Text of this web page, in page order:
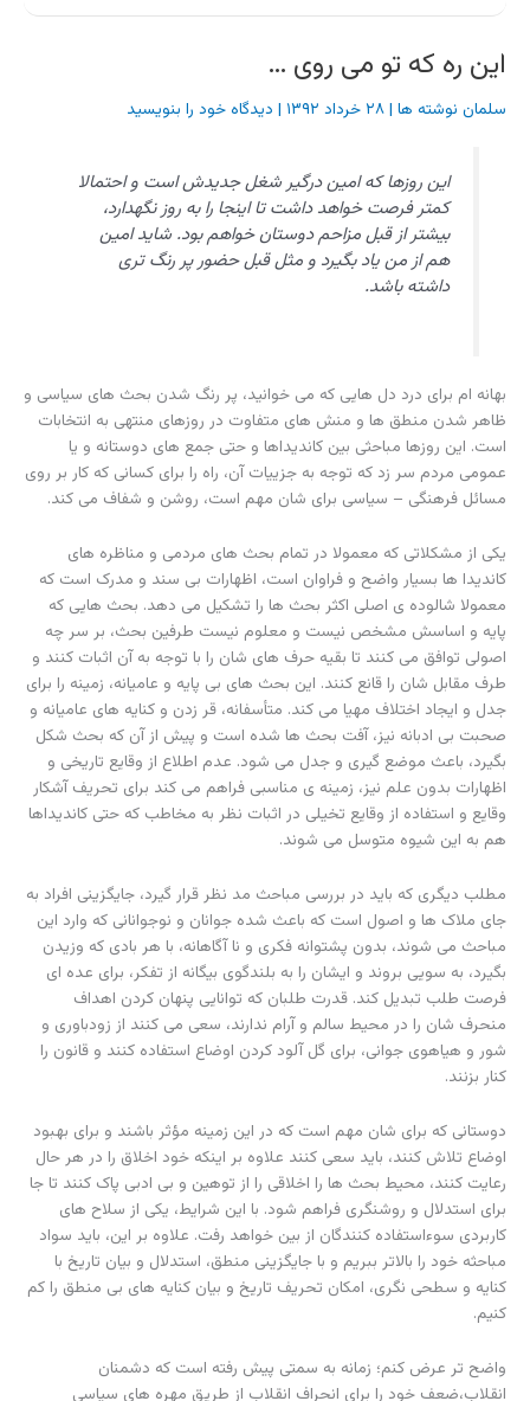
این ره که تو می روی …
سلمان نوشته ها |۲۸ خرداد ۱۳۹۲ | دیدگاه‌ خود را بنویسید
این روزها که امین درگیر شغل جدیدش است و احتمالا
کمتر فرصت خواهد داشت تا اینجا را به روز نگهدارد،
بیشتر از قبل مزاحم دوستان خواهم بود. شاید امین
هم از من یاد بگیرد و مثل قبل حضور پر رنگ تری
داشته باشد.
بهانه ام برای درد دل هایی که می خوانید، پر رنگ شدن بحث های سیاسی و
ظاهر شدن منطق ها و منش های متفاوت در روزهای منتهی به انتخابات
است. این روزها مباحثی بین کاندیداها و حتی جمع های دوستانه و یا
عمومی مردم سر زد که توجه به جزییات آن، راه را برای کسانی که کار بر روی
مسائل فرهنگی – سیاسی برای شان مهم است، روشن و شفاف می کند.
یکی از مشکلاتی که معمولا در تمام بحث های مردمی و مناظره های
کاندیدا ها بسیار واضح و فراوان است، اظهارات بی سند و مدرک است که
معمولا شالوده ی اصلی اکثر بحث ها را تشکیل می دهد. بحث هایی که
پایه و اساسش مشخص نیست و معلوم نیست طرفین بحث، بر سر چه
اصولی توافق می کنند تا بقیه حرف های شان را با توجه به آن اثبات کنند و
طرف مقابل شان را قانع کنند. این بحث های بی پایه و عامیانه، زمینه را برای
جدل و ایجاد اختلاف مهیا می کند. متأسفانه، قر زدن و کنایه های عامیانه و
صحبت بی ادبانه نیز، آفت بحث ها شده است و پیش از آن که بحث شکل
بگیرد، باعث موضع گیری و جدل می شود. عدم اطلاع از وقایع تاریخی و
اظهارات بدون علم نیز، زمینه ی مناسبی فراهم می کند برای تحریف آشکار
وقایع و استفاده از وقایع تخیلی در اثبات نظر به مخاطب که حتی کاندیداها
هم به این شیوه متوسل می شوند.
مطلب دیگری که باید در بررسی مباحث مد نظر قرار گیرد، جایگزینی افراد به
جای ملاک ها و اصول است که باعث شده جوانان و نوجوانانی که وارد این
مباحث می شوند، بدون پشتوانه فکری و نا آگاهانه، با هر بادی که وزیدن
بگیرد، به سویی بروند و ایشان را به بلندگوی بیگانه از تفکر، برای عده ای
فرصت طلب تبدیل کند. قدرت طلبان که توانایی پنهان کردن اهداف
منحرف شان را در محیط سالم و آرام ندارند، سعی می کنند از زودباوری و
شور و هیاهوی جوانی، برای گل آلود کردن اوضاع استفاده کنند و قانون را
کنار بزنند.
دوستانی که برای شان مهم است که در این زمینه مؤثر باشند و برای بهبود
اوضاع تلاش کنند، باید سعی کنند علاوه بر اینکه خود اخلاق را در هر حال
رعایت کنند، محیط بحث ها را اخلاقی را از توهین و بی ادبی پاک کنند تا جا
برای استدلال و روشنگری فراهم شود. با این شرایط، یکی از سلاح های
کاربردی سوءاستفاده کنندگان از بین خواهد رفت. علاوه بر این، باید سواد
مباحثه خود را بالاتر ببریم و با جایگزینی منطق، استدلال و بیان تاریخ با
کنایه و سطحی نگری، امکان تحریف تاریخ و بیان کنایه های بی منطق را کم
کنیم.
واضح تر عرض کنم؛ زمانه به سمتی پیش رفته است که دشمنان
انقلاب،ضعف خود را برای انحراف انقلاب از طریق مهره های سیاسی